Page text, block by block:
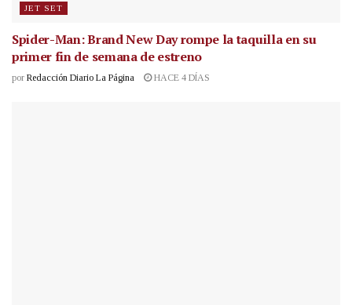
JET SET
Spider-Man: Brand New Day rompe la taquilla en su
primer fin de semana de estreno
por Redacción Diario La Página HACE 4 DÍAS